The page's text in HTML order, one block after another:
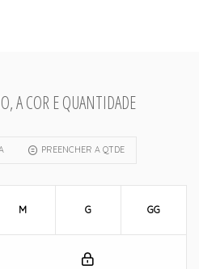
A COR E QUANTIDADE
PREENCHER A QTDE
M G GG